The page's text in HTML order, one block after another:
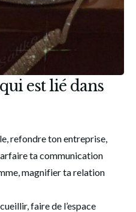
est lié dans
refondre ton entreprise,
ta communication
magnifier ta relation
faire de l’espace